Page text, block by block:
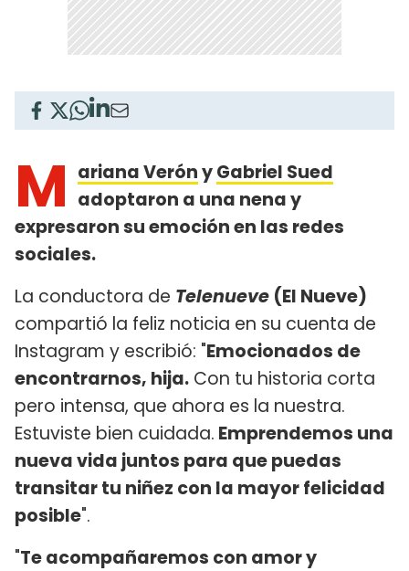
M ariana VerónyGabriel Sued
adoptaron a una nena y
expresaron su emoción en las redes
sociales.
La conductora de Telenueve (El Nueve)
compartió la feliz noticia en su cuenta de
Instagram y escribió: "Emocionados de
encontrarnos, hija. Con tu historia corta
pero intensa, que ahora es la nuestra.
Estuviste bien cuidada. Emprendemos una
nueva vida juntos para que puedas
transitar tu niñez con la mayor felicidad
posible".
"Te acompañaremos con amor y